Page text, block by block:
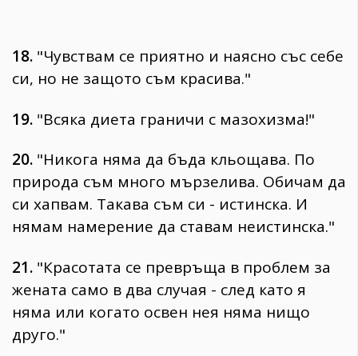
18. "Чувствам се приятно и наясно със себе
си, но не защото съм красива."
19. "Всяка диета граничи с мазохизма!"
20. "Никога няма да бъда кльощава. По
природа съм много мързелива. Обичам да
си хапвам. Такава съм си - истинска. И
нямам намерение да ставам неистинска."
21. "Красотата се превръща в проблем за
жената само в два случая - след като я
няма или когато освен нея няма нищо
друго."